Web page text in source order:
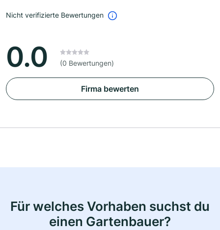
Nicht verifizierte Bewertungen
0.0 (0 Bewertungen)
Firma bewerten
Für welches Vorhaben suchst du
einen Gartenbauer?